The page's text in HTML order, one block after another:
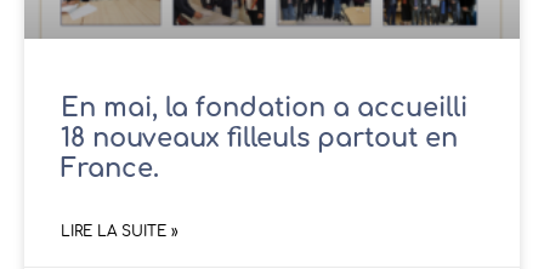
En mai, la fondation a accueilli
18 nouveaux filleuls partout en
France.
LIRE LA SUITE »